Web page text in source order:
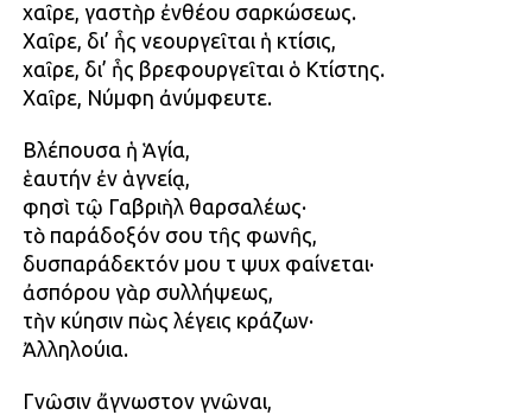
χαῖρε, γαστὴρ ἐνθέου σαρκώσεως.
Χαῖρε, δι’ ἧς νεουργεῖται ἡ κτίσις,
χαῖρε, δι’ ἧς βρεφουργεῖται ὁ Κτίστης.
Χαῖρε, Νύμφη ἀνύμφευτε.
Βλέπουσα ἡ Ἁγία,
ἑαυτήν ἐν ἁγνείᾳ,
φησὶ τῷ Γαβριὴλ θαρσαλέως·
τὸ παράδοξόν σου τῆς φωνῆς,
δυσπαράδεκτόν μου τῇ ψυχῇ φαίνεται·
ἀσπόρου γὰρ συλλήψεως,
τὴν κύησιν πὼς λέγεις κράζων·
Ἀλληλούια.
Γνῶσιν ἄγνωστον γνῶναι,